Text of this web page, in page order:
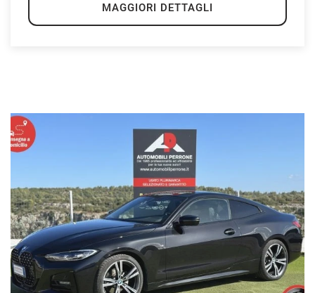
MAGGIORI DETTAGLI
Cookie di marketing
Salva
le
impostazioni